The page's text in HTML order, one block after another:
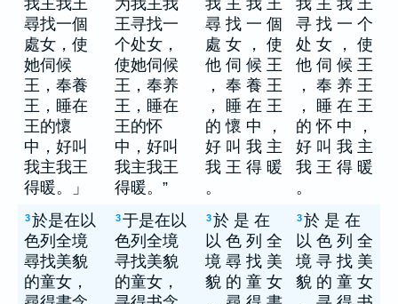
我主我王
尋找一個
處女，使
她伺候
王，奉養
王，睡在
王的懷
中，好叫
我主我王
得暖。」
为我主我
王寻找一
个处女，
使她伺候
王，奉养
王，睡在
王的怀
中，好叫
我主我王
得暖。”
我 主 我 王
尋 找 一 個
處 女 ， 使
他 伺 候 王
， 奉 養 王
， 睡 在 王
的 懷 中 ，
好 叫 我 主
我 王 得 暖
。
我 主 我 王
寻 找 一 个
处 女 ， 使
他 伺 候 王
， 奉 养 王
， 睡 在 王
的 怀 中 ，
好 叫 我 主
我 王 得 暖
。
3於是在以
色列全境
尋找美貌
的童女，
3于是在以
色列全境
寻找美貌
的童女，
3於 是 在
以 色 列 全
境 尋 找 美
貌 的 童 女
3於 是 在
以 色 列 全
境 寻 找 美
貌 的 童 女